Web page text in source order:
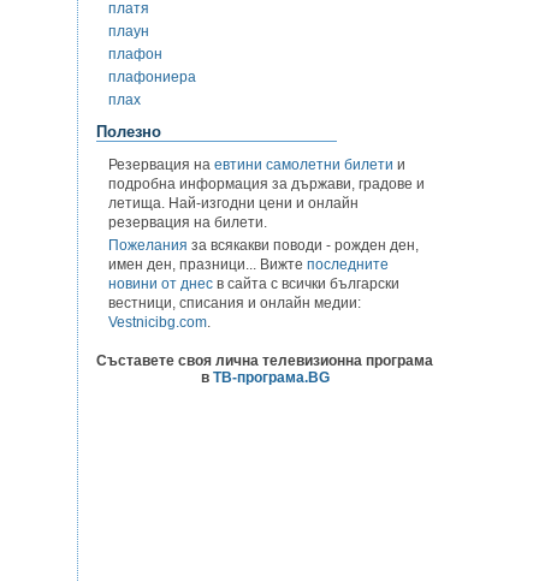
платя
плаун
плафон
плафониера
плах
Полезно
Резервация на евтини самолетни билети и
подробна информация за държави, градове и
летища. Най-изгодни цени и онлайн
резервация на билети.
Пожелания за всякакви поводи - рожден ден,
имен ден, празници... Вижте последните
новини от днес в сайта с всички български
вестници, списания и онлайн медии:
Vestnicibg.com.
Съставете своя лична телевизионна програма
в ТВ-програма.BG